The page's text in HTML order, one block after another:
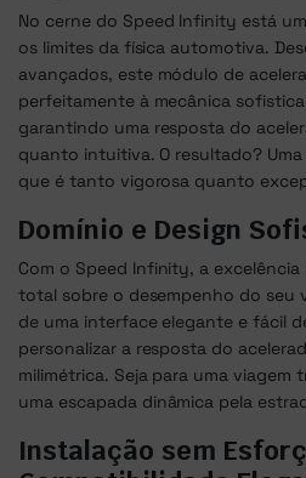
No cerne do Speed Infinity está
os limites da física automotiva.
avançados, este módulo de
perfeitamente à mecânica
garantindo uma resposta do
quanto intuitiva. O resultado?
que é tanto vigorosa quanto
Domínio e Design
Com o Speed Infinity, a
total sobre o desempenho do seu
de uma interface elegante e fácil
personalizar a resposta do
milimétrica. Seja para uma viagem
uma escapada dinâmica pela
Instalação sem